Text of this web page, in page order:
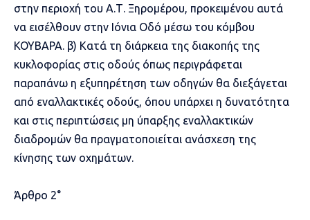
στην περιοχή του Α.Τ. Ξηρομέρου, προκειμένου αυτά
να εισέλθουν στην Ιόνια Οδό μέσω του κόμβου
ΚΟΥΒΑΡΑ. β) Κατά τη διάρκεια της διακοπής της
κυκλοφορίας στις οδούς όπως περιγράφεται
παραπάνω η εξυπηρέτηση των οδηγών θα διεξάγεται
από εναλλακτικές οδούς, όπου υπάρχει η δυνατότητα
και στις περιπτώσεις μη ύπαρξης εναλλακτικών
διαδρομών θα πραγματοποιείται ανάσχεση της
κίνησης των οχημάτων.
Άρθρο 2°